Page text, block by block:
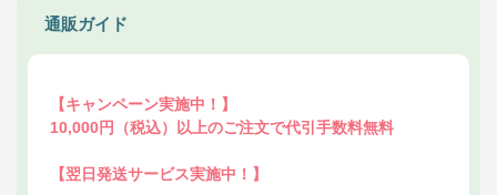
通販ガイド
【キャンペーン実施中！】
10,000円（税込）以上のご注文で代引手数料無料
【翌日発送サービス実施中！】